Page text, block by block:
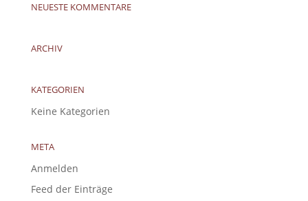
NEUESTE KOMMENTARE
ARCHIV
KATEGORIEN
Keine Kategorien
META
Anmelden
Feed der Einträge